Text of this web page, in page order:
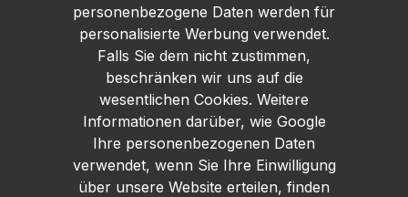
personenbezogene Daten werden für
personalisierte Werbung verwendet.
Falls Sie dem nicht zustimmen,
beschränken wir uns auf die
wesentlichen Cookies. Weitere
Informationen darüber, wie Google
Ihre personenbezogenen Daten
verwendet, wenn Sie Ihre Einwilligung
über unsere Website erteilen, finden